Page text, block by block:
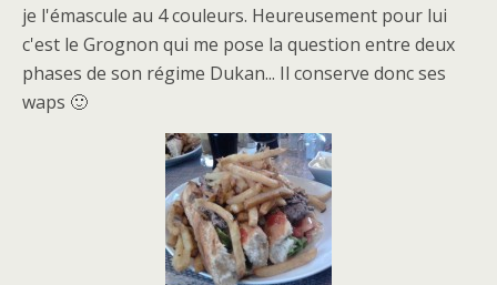
je l'émascule au 4 couleurs. Heureusement pour lui
c'est le Grognon qui me pose la question entre deux
phases de son régime Dukan... Il conserve donc ses
waps 🙂